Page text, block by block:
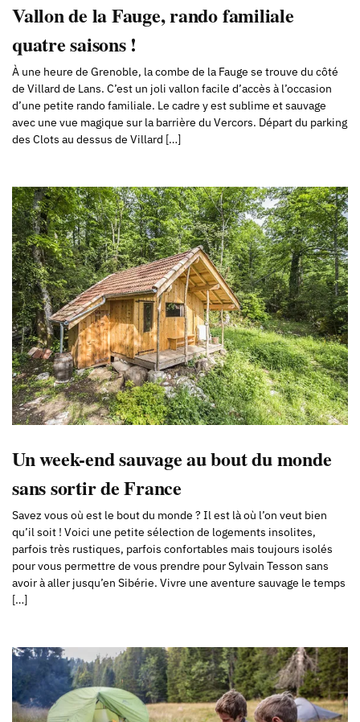
Vallon de la Fauge, rando familiale
quatre saisons !
À une heure de Grenoble, la combe de la Fauge se trouve du côté
de Villard de Lans. C’est un joli vallon facile d’accès à l’occasion
d’une petite rando familiale. Le cadre y est sublime et sauvage
avec une vue magique sur la barrière du Vercors. Départ du parking
des Clots au dessus de Villard […]
Un week-end sauvage au bout du monde
sans sortir de France
Savez vous où est le bout du monde ? Il est là où l’on veut bien
qu’il soit ! Voici une petite sélection de logements insolites,
parfois très rustiques, parfois confortables mais toujours isolés
pour vous permettre de vous prendre pour Sylvain Tesson sans
avoir à aller jusqu’en Sibérie. Vivre une aventure sauvage le temps
[…]